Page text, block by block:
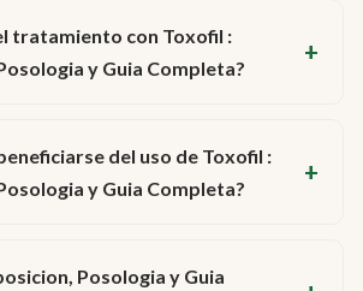
tratamiento con Toxofil :
y Guia Completa?
del uso de Toxofil :
y Guia Completa?
Posologia y Guia